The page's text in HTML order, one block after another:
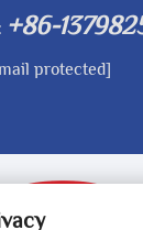
+86-
protected]